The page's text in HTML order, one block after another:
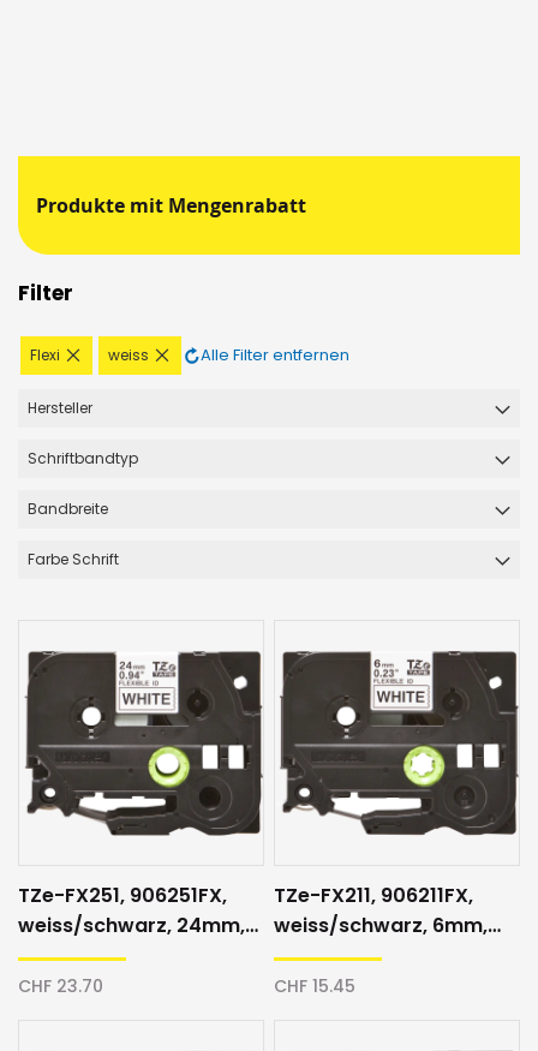
Produkte mit Mengenrabatt
Filter
Flexi
Diesen
Artikel
weiss
Diesen
Artikel
Alle Filter entfernen
Hersteller
Schriftbandtyp
Bandbreite
Farbe Schrift
TZe-FX251, 906251FX,
weiss/schwarz, 24mm,
Schriftband
CHF 23.70
TZe-FX211, 906211FX,
weiss/schwarz, 6mm,
Schriftband
CHF 15.45